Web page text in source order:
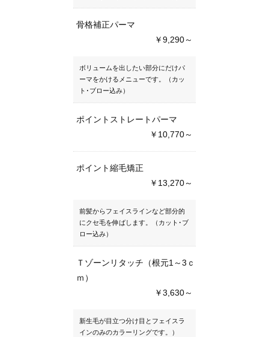
骨格補正パーマ
￥9,290～
ボリュームを出したい部分にだけパ
ーマをかけるメニューです。（カッ
ト･ブロー込み）
ポイントストレートパーマ
￥10,770～
ポイント縮毛矯正
￥13,270～
前髪からフェイスラインなど部分的
にクセ毛を伸ばします。（カット･ブ
ロー込み）
Ｔゾーンリタッチ（根元1～3ｃ
ｍ）
￥3,630～
新生毛が目立つ分け目とフェイスラ
インのみのカラーリングです。）